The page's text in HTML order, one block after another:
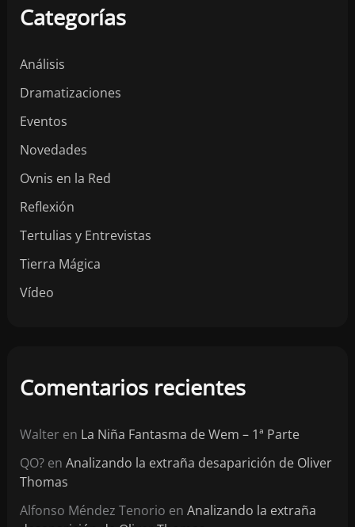
Categorías
Análisis
Dramatizaciones
Eventos
Novedades
Ovnis en la Red
Reflexión
Tertulias y Entrevistas
Tierra Mágica
Vídeo
Comentarios recientes
Walteren La Niña Fantasma de Wem – 1ª Parte
QO?en Analizando la extraña desaparición de Oliver
Thomas
Alfonso Méndez Tenorio en Analizando la extraña